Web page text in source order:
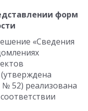
форм
«Сведения
№ 52) реализована